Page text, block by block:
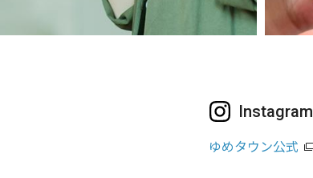
Instagram
ゆめタウン公式